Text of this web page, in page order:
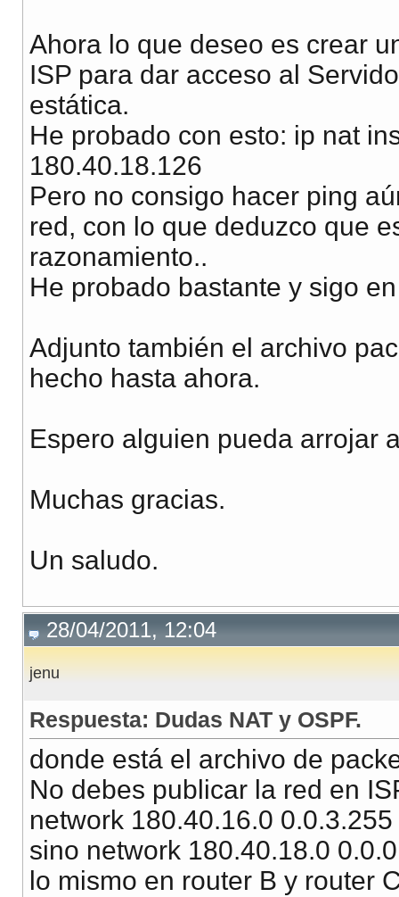
Ahora lo que deseo es crear
ISP para dar acceso al
estática.
He probado con esto: ip nat
180.40.18.126
Pero no consigo hacer ping
red, con lo que deduzco que
razonamiento..
He probado bastante y sigo
Adjunto también el archivo
hecho hasta ahora.
Espero alguien pueda arrojar
Muchas gracias.
Un saludo.
28/04/2011, 12:04
jenu
Respuesta: Dudas NAT y OSPF.
donde está el archivo de
No debes publicar la red en
network 180.40.16.0
sino network 180.40.18.0
lo mismo en router B y router